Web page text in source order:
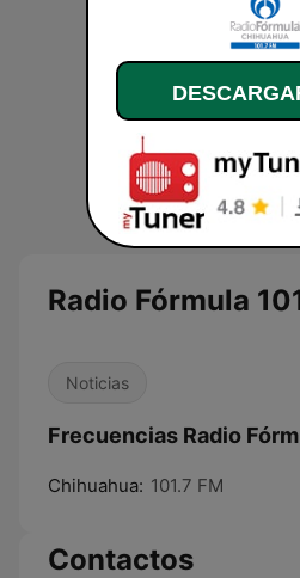
Radio Fórmula
Noticias
Frecuencias Radio
Chihuahua: 101.7 FM
Contactos